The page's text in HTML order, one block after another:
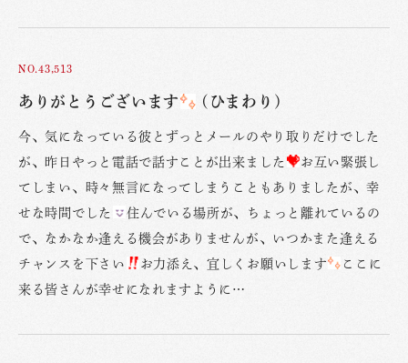
NO.43,513
ありがとうございます (ひまわり)
今、気になっている彼とずっとメールのやり取りだけでした
が、昨日やっと電話で話すことが出来ました
お互い緊張し
てしまい、時々無言になってしまうこともありましたが、幸
せな時間でした
住んでいる場所が、ちょっと離れているの
で、なかなか逢える機会がありませんが、いつかまた逢える
チャンスを下さい
お力添え、宜しくお願いします
ここに
来る皆さんが幸せになれますように…